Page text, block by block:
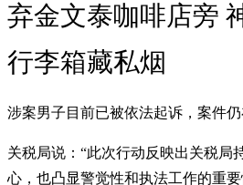
弃金文泰咖啡店旁
行李箱藏私烟
涉案男子目前已被依法起诉，案件仍
关税局说：“此次行动反映出关税局
心，也凸显警觉性和执法工作的重